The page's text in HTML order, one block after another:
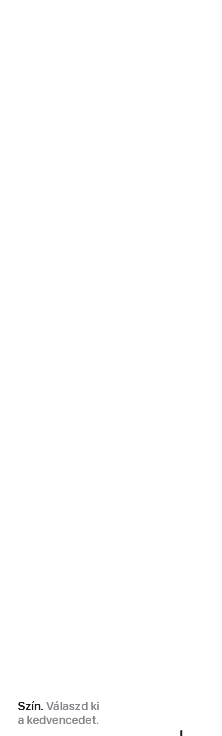
Szín. Válaszd ki
a kedvencedet.